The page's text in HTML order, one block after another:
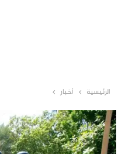
الرئيسية أخبار